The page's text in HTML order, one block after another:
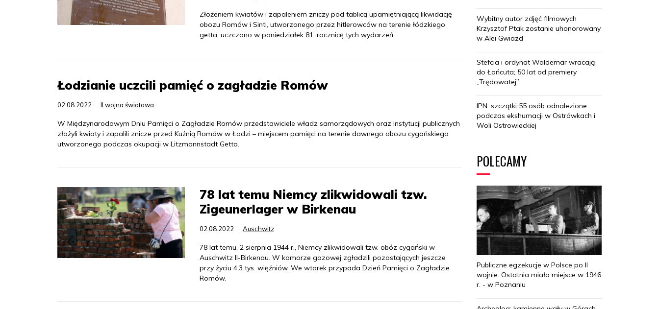
Złożeniem kwiatów i zapaleniem zniczy pod tablicą upamiętniającą likwidację
obozu Romów i Sinti, utworzonego przez hitlerowców na terenie łódzkiego
getta, uczczono w poniedziałek 81. rocznicę tych wydarzeń.
Łodzianie uczcili pamięć o zagładzie Romów
02.08.2022 II wojna światowa
W Międzynarodowym Dniu Pamięci o Zagładzie Romów przedstawiciele władz samorządowych oraz instytucji publicznych
złożyli kwiaty i zapalili znicze przed Kuźnią Romów w Łodzi – miejscem pamięci na terenie dawnego obozu cygańskiego
utworzonego podczas okupacji w Litzmannstadt Getto.
78 lat temu Niemcy zlikwidowali tzw.
Zigeunerlager w Birkenau
02.08.2022 Auschwitz
78 lat temu, 2 sierpnia 1944 r., Niemcy zlikwidowali tzw. obóz cygański w
Auschwitz II-Birkenau. W komorze gazowej zgładzili pozostających jeszcze
przy życiu 4,3 tys. więźniów. We wtorek przypada Dzień Pamięci o Zagładzie
Romów.
Wybitny autor zdjęć filmowych
Krzysztof Ptak zostanie uhonorowany
w Alei Gwiazd
Stefcia i ordynat Waldemar wracają
do Łańcuta; 50 lat od premiery
„Trędowatej”
IPN: szczątki 55 osób odnalezione
podczas ekshumacji w Ostrówkach i
Woli Ostrowieckiej
POLECAMY
Publiczne egzekucje w Polsce po II
wojnie. Ostatnia miała miejsce w 1946
r. - w Poznaniu